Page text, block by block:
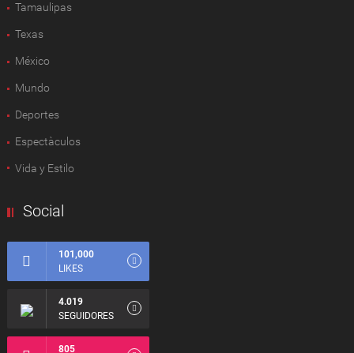
Tamaulipas
Texas
México
Mundo
Deportes
Espectàculos
Vida y Estilo
Social
101,000
LIKES
4.019
SEGUIDORES
805